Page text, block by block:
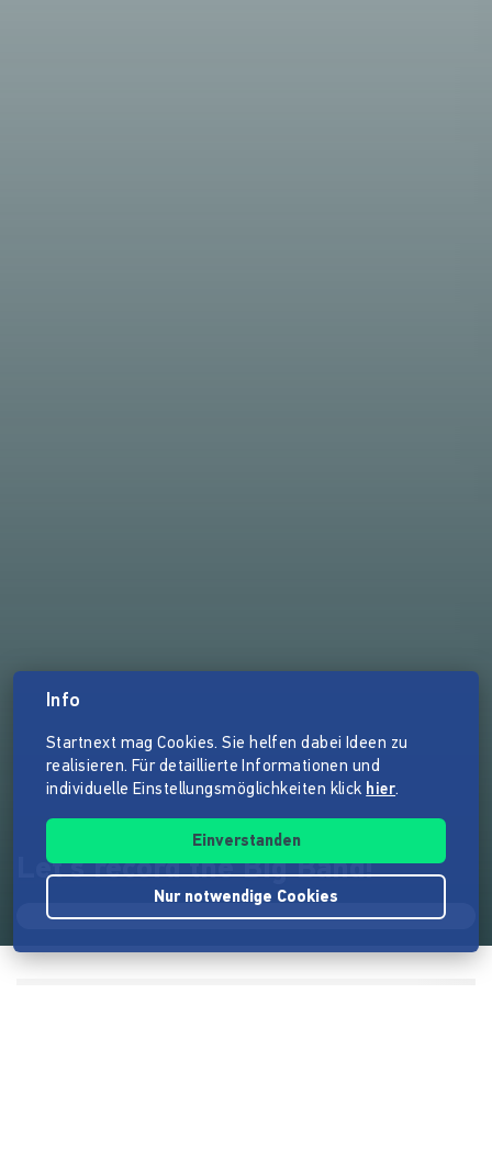
Let's record the Big Band!
Info
Startnext mag Cookies. Sie helfen dabei Ideen zu
realisieren. Für detaillierte Informationen und
individuelle Einstellungsmöglichkeiten klick hier.
Einverstanden
Nur notwendige Cookies